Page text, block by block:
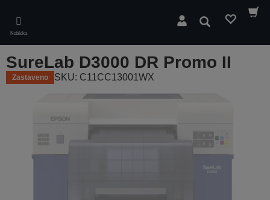
main
content
Nabídka
Hledat
SureLab D3000 DR Promo II
Zastaveno SKU: C11CC13001WX